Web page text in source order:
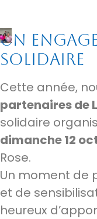
Un
solidaire
Cette année,
partenaires de
solidaire
dimanche 12
Rose.
Un moment de
et de
heureux